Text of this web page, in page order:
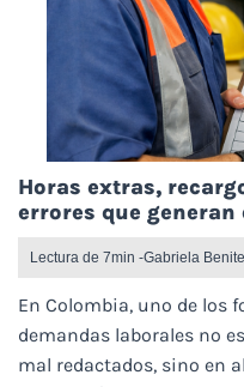
Horas extras,
errores que
Gabriela
Lectura de 7min -
En Colombia, uno de los
demandas laborales no
mal redactados, sino en